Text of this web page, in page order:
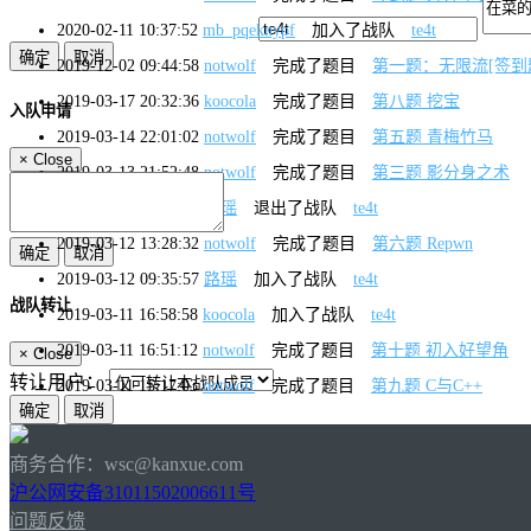
2020-02-11 10:37:52 mb_pqeknypf 加入了战队
te4t
2019-12-02 09:44:58 notwolf 完成了题目
第一题：无限流[签
2019-03-17 20:32:36 koocola 完成了题目
第八题 挖宝
2019-03-14 22:01:02 notwolf 完成了题目
第五题 青梅竹马
2019-03-13 21:52:48 notwolf 完成了题目
第三题 影分身之术
路瑶 退出了战队
te4t
2019-03-12 13:28:32 notwolf 完成了题目
第六题 Repwn
2019-03-12 09:35:57 路瑶 加入了战队
te4t
2019-03-11 16:58:58 koocola 加入了战队
te4t
2019-03-11 16:51:12 notwolf 完成了题目
第十题 初入好望角
2019-03-11 15:17:03 notwolf 完成了题目
第九题 C与C++
2019-03-10 22:52:26 notwolf 完成了题目
第四题 拯救单身狗
2019-03-10 19:57:30 notwolf
入队申请
× Close
战队转让
× Close
转让用户：
商务合作：wsc@kanxue.com
沪公网安备31011502006611号
问题反馈